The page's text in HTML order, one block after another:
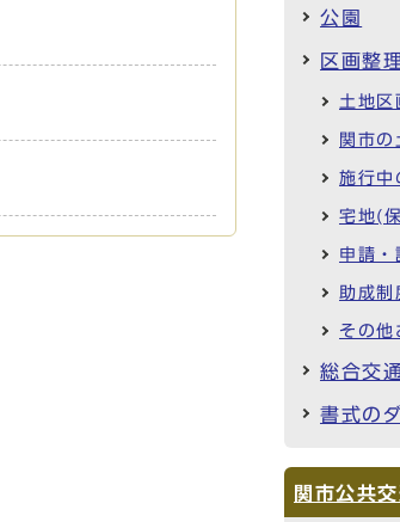
公園
区画整理
土地区
関市の
施行中
宅地(
申請・
助成制
その他
総合交通
書式の
関市公共